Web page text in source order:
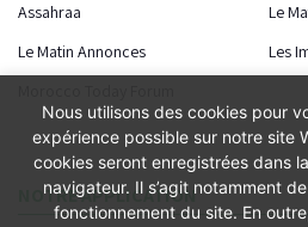
Assahraa
Le
Le Matin Annonces
Les
NOTRE APPLICATION
Nous utilisons des cookies pour
expérience possible sur notre site
cookies seront enregistrées dans
navigateur. Il s’agit notamment
fonctionnement du site. En